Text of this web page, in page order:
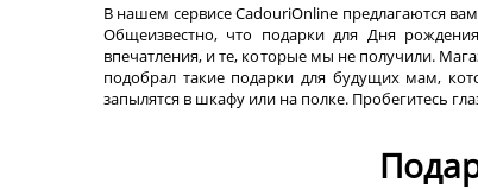
В нашем сервисе CadouriOnline предлагаются
Общеизвестно, что подарки для Дня
впечатления, и те, которые мы не получили.
подобрал такие подарки для будущих мам,
запылятся в шкафу или на полке. Пробегитесь